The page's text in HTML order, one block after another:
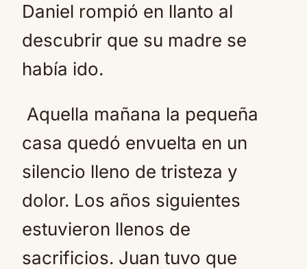
Daniel rompió en llanto al
descubrir que su madre se
había ido.
Aquella mañana la pequeña
casa quedó envuelta en un
silencio lleno de tristeza y
dolor. Los años siguientes
estuvieron llenos de
sacrificios. Juan tuvo que